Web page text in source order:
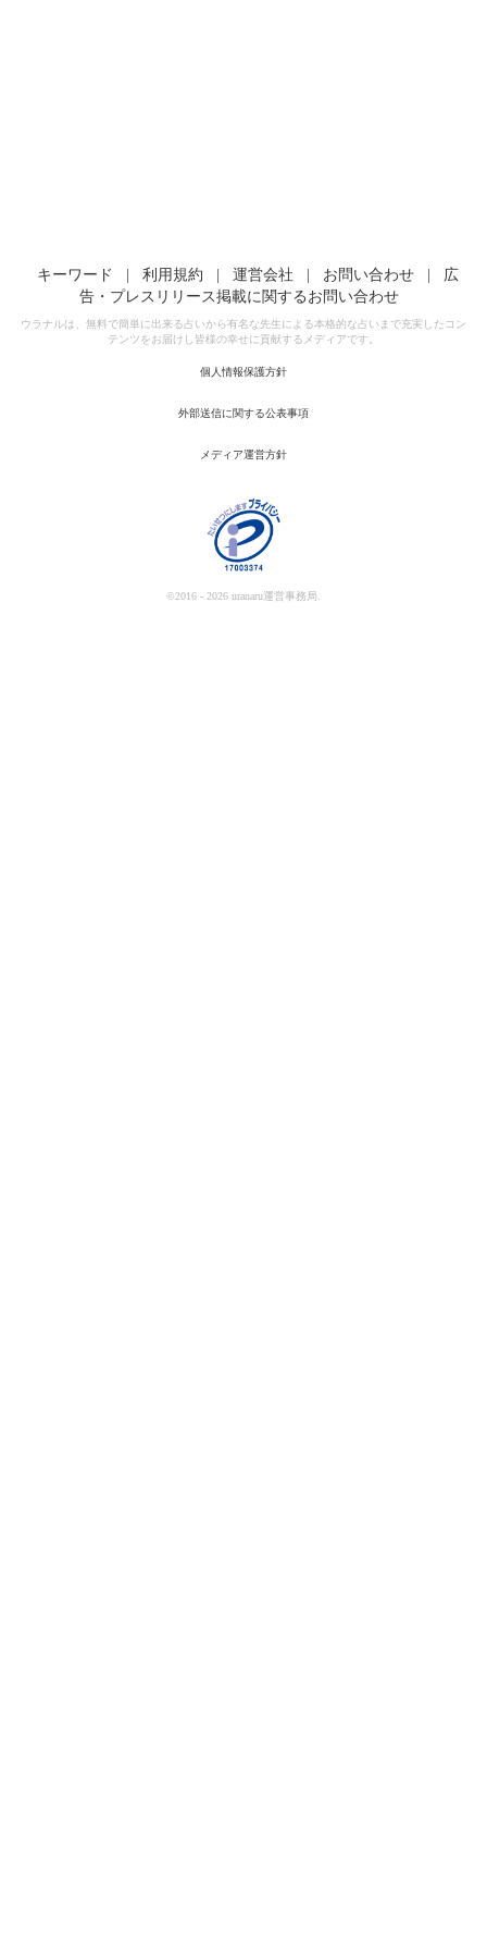
キーワード | 利用規約 | 運営会社 | お問い合わせ |
広
告・プレスリリース掲載に関するお問い合わせ
ウラナルは、無料で簡単に出来る占いから有名な先生による本格的な占いまで充実したコン
テンツをお届けし皆様の幸せに貢献するメディアです。
個人情報保護方針
外部送信に関する公表事項
メディア運営方針
©2016 - 2026 uranaru運営事務局.